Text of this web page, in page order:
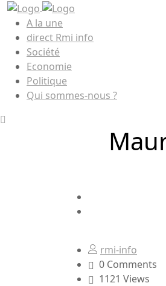
A la une
direct Rmi info
Société
Economie
Politique
Qui sommes-nous ?
rmi-info
0 Comments
1121 Views